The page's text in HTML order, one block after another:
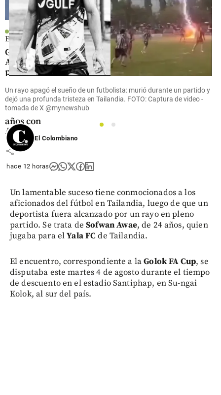
Economía
Grupo
Argos
promete
el
dividendo
en tres
años con
ACE
share
Un rayo apagó el sueño de un futbolista: murió durante un partido y
dejó una profunda tristeza en Tailandia. FOTO: Captura de video -
tomada de X @mynewshub
1
2
El Colombiano
hace 12 horas
Un lamentable suceso tiene conmocionados a los
aficionados del fútbol en Tailandia, luego de que un
deportista fuera alcanzado por un rayo en pleno
partido. Se trata deSofwan Awae, de 24 años, quien
jugaba para elYala FC de Tailandia.
El encuentro, correspondiente a laGolok FA Cup, se
disputaba este martes 4 de agosto durante el tiempo
de descuento en el estadio Santiphap, en Su-ngai
Kolok, al sur del país.